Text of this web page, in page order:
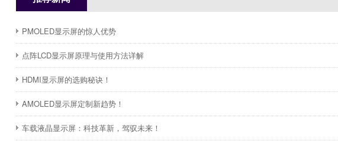
PMOLED显示屏的惊人优势
点阵LCD显示屏原理与使用方法详解
HDMI显示屏的选购秘诀！
AMOLED显示屏定制新趋势！
车载液晶显示屏：科技革新，驾驭未来！